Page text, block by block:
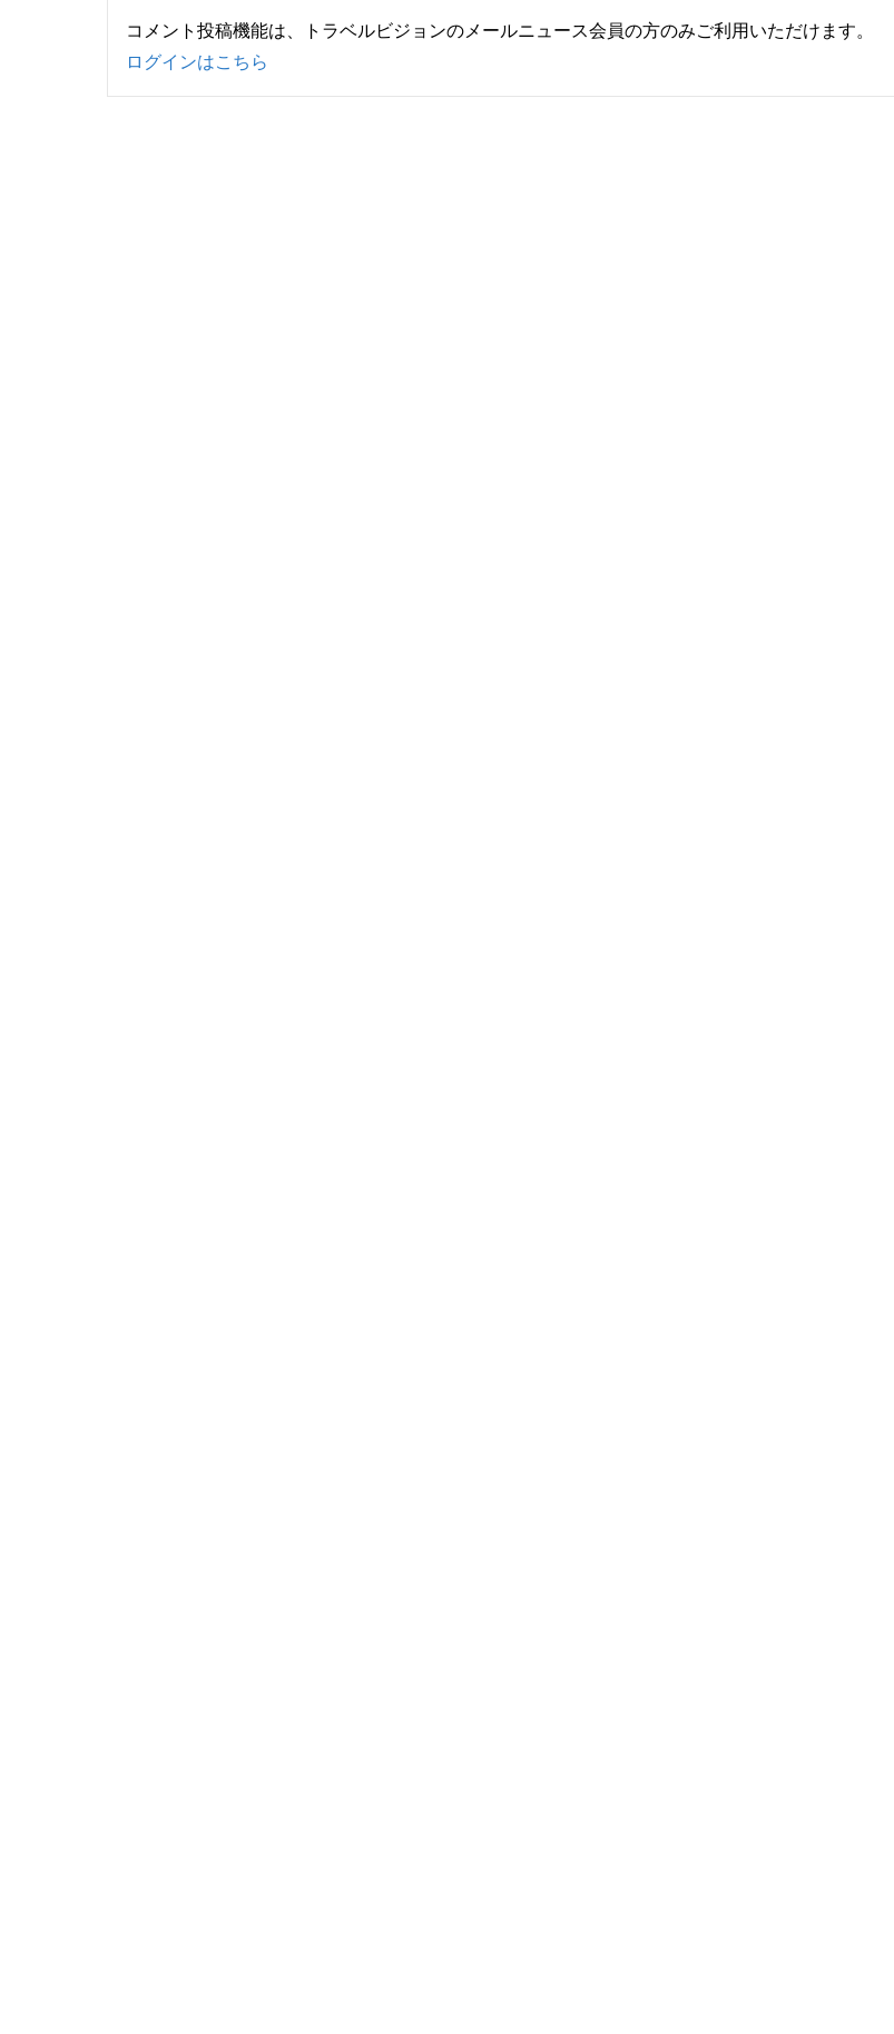
コメント投稿機能は、トラベルビジョンのメールニュース会員の方のみご利用いただけます。
ログインはこちら